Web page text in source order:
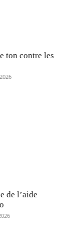
ton contre les
de l’aide